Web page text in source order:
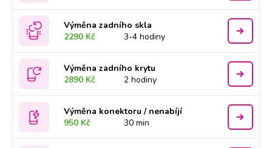
Výměna zadního skla
2290 Kč
3-4 hodiny
Výměna zadního krytu
2890 Kč
2 hodiny
Výměna konektoru / nenabíjí
950 Kč
30 min